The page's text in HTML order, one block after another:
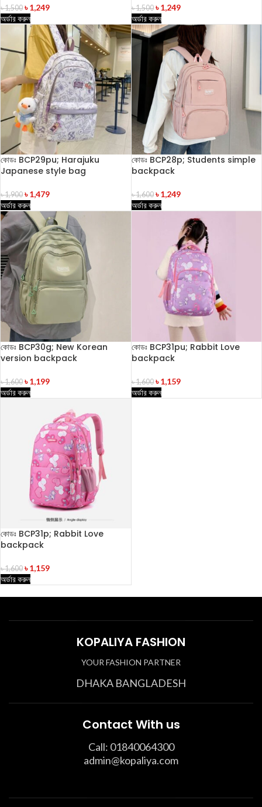
৳1,500 ৳1,249
অর্ডার করুন
৳1,500 ৳1,249
অর্ডার করুন
কোডঃ BCP29pu; Harajuku
Japanese style bag
৳1,900 ৳1,479
অর্ডার করুন
কোডঃ BCP28p; Students simple
backpack
৳1,600 ৳1,249
অর্ডার করুন
কোডঃ BCP30g; New Korean
version backpack
৳1,600 ৳1,199
অর্ডার করুন
কোডঃ BCP31pu; Rabbit Love
backpack
৳1,600 ৳1,159
অর্ডার করুন
কোডঃ BCP31p; Rabbit Love
backpack
৳1,600 ৳1,159
অর্ডার করুন
KOPALIYA FASHION
YOUR FASHION PARTNER
DHAKA BANGLADESH
Contact With us
Call: 01840064300
admin@kopaliya.com